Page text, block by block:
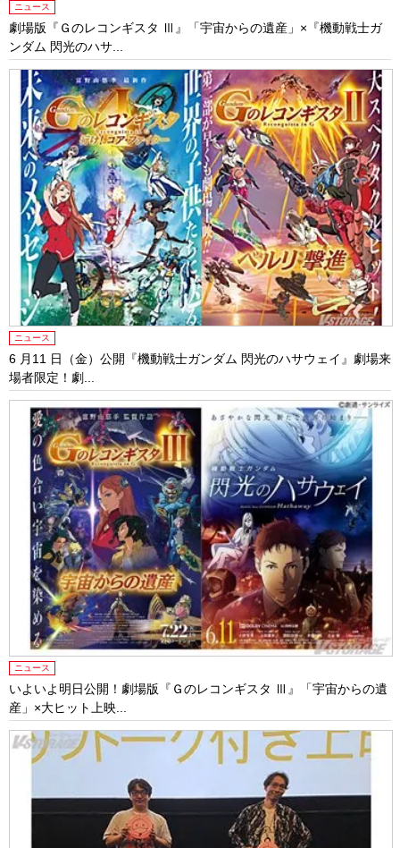
ニュース
劇場版『Ｇのレコンギスタ Ⅲ』「宇宙からの遺産」×『機動戦士ガ
ンダム 閃光のハサ...
ニュース
6 月11 日（金）公開『機動戦士ガンダム 閃光のハサウェイ』劇場来
場者限定！劇...
ニュース
いよいよ明日公開！劇場版『Ｇのレコンギスタ Ⅲ』「宇宙からの遺
産」×大ヒット上映...